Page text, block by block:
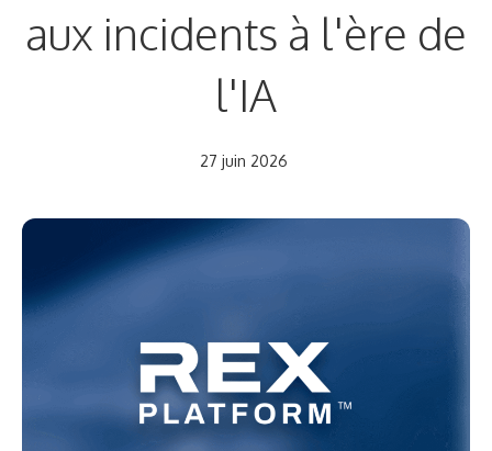
aux incidents à l'ère de
l'IA
27 juin 2026